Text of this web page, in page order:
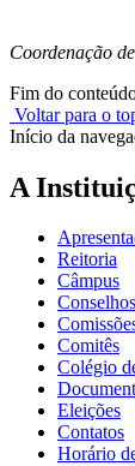
Coordenação
Fim do
Voltar para o
Início da
A
Reitoria
Câmpus
Conselhos
Comitês
Colégio
Eleições
Contatos
Horário